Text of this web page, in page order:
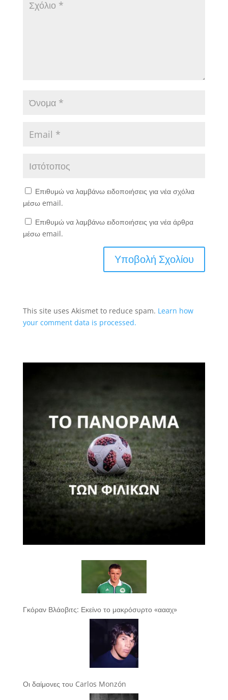
Επιθυμώ να λαμβάνω ειδοποιήσεις για νέα σχόλια
μέσω email.
Επιθυμώ να λαμβάνω ειδοποιήσεις για νέα άρθρα
μέσω email.
This site uses Akismet to reduce spam. Learn how
your comment data is processed.
Γκόραν Βλάοβιτς: Εκείνο το μακρόσυρτο «αααχ»
Οι δαίμονες του Carlos Monzón